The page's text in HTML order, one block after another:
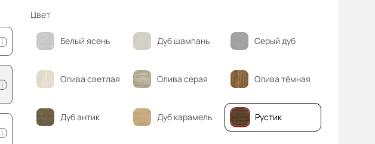
i
i
i
Цвет
Белый ясень Дуб шампань Серый дуб
Олива светлая Олива серая Олива тёмная
Дуб антик Дуб карамель Рустик